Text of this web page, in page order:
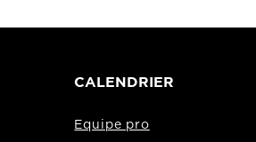
CALENDRIER
Equipe pro